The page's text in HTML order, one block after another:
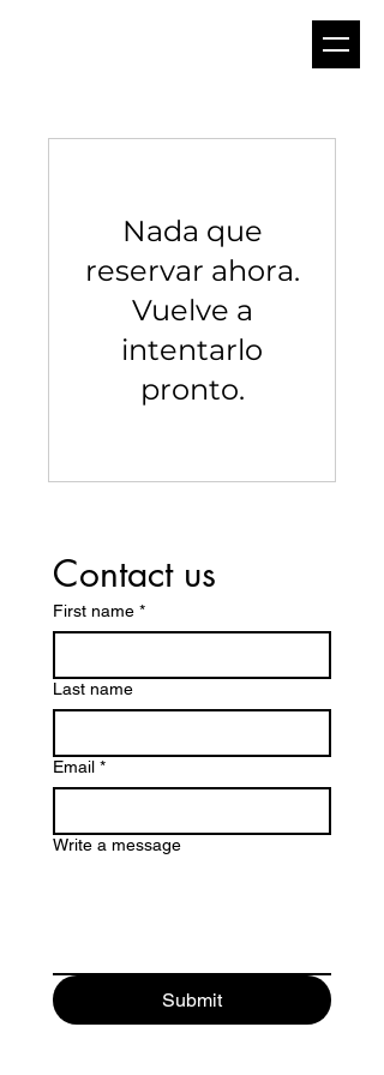
Nada que
reservar ahora.
Vuelve a
intentarlo
pronto.
Contact us
First name *
Last name
Email *
Write a message
Submit